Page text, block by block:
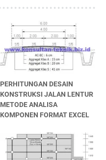
PERHITUNGAN DESAIN
KONSTRUKSI JALAN LENTUR
METODE ANALISA
KOMPONEN FORMAT EXCEL